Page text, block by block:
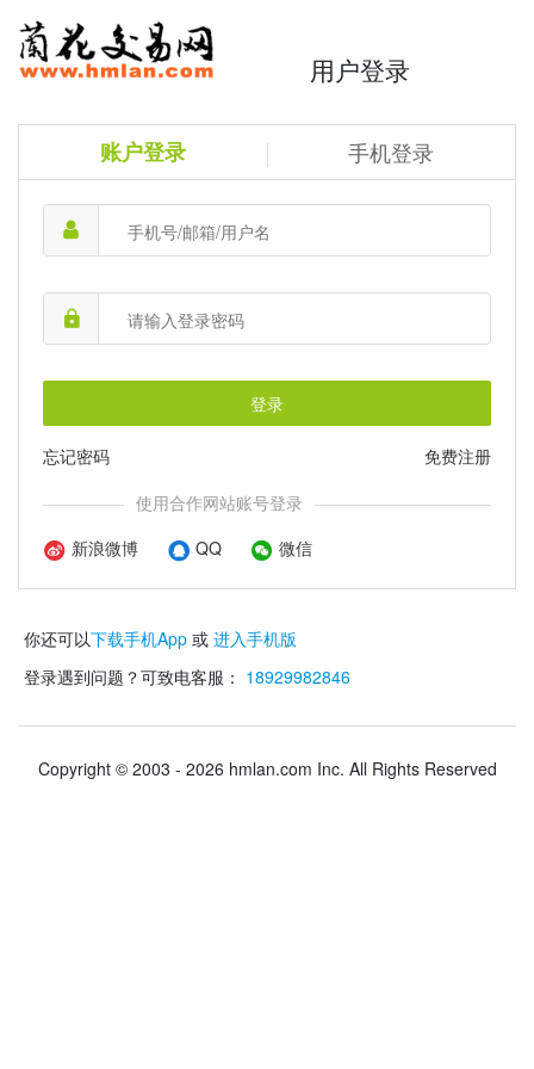
用户登录
账户登录 手机登录
登录
免费注册
忘记密码
使用合作网站账号登录
新浪微博
QQ 微信
你还可以下载手机App 或 进入手机版
登录遇到问题？可致电客服： 18929982846
Copyright © 2003 - 2026 hmlan.com Inc. All Rights Reserved